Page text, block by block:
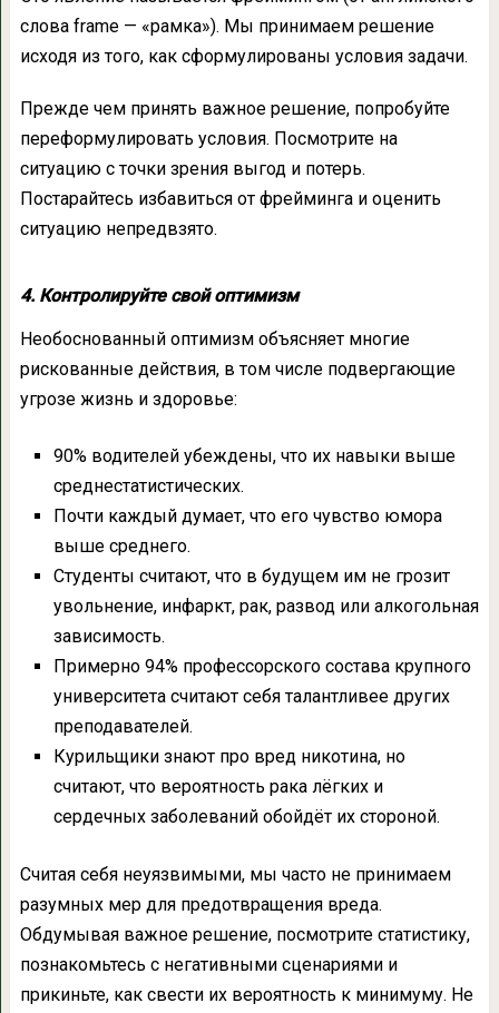
слова frame — «рамка»). Мы принимаем решение
исходя из того, как сформулированы условия задачи.
Прежде чем принять важное решение, попробуйте
переформулировать условия. Посмотрите на
ситуацию с точки зрения выгод и потерь.
Постарайтесь избавиться от фрейминга и оценить
ситуацию непредвзято.
4. Контролируйте свой оптимизм
Необоснованный оптимизм объясняет многие
рискованные действия, в том числе подвергающие
угрозе жизнь и здоровье:
90% водителей убеждены, что их навыки выше
среднестатистических.
Почти каждый думает, что его чувство юмора
выше среднего.
Студенты считают, что в будущем им не грозит
увольнение, инфаркт, рак, развод или алкогольная
зависимость.
Примерно 94% профессорского состава крупного
университета считают себя талантливее других
преподавателей.
Курильщики знают про вред никотина, но
считают, что вероятность рака лёгких и
сердечных заболеваний обойдёт их стороной.
Считая себя неуязвимыми, мы часто не принимаем
разумных мер для предотвращения вреда.
Обдумывая важное решение, посмотрите статистику,
познакомьтесь с негативными сценариями и
прикиньте, как свести их вероятность к минимуму. Не